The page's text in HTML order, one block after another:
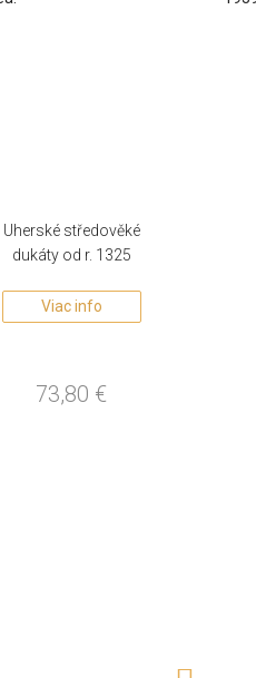
Uherské středověké
dukáty od r. 1325
Viac info
73,80 €